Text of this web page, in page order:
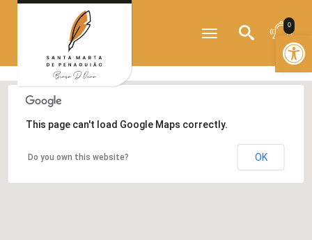
0
Toggle
This page can't load Google Maps correctly.
Do you own this website? OK